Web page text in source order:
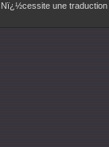
Nï¿½cessite une traduction